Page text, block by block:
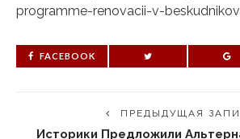
programme-renovacii-v-
FACEBOOK
ПРЕДЫДУЩАЯ
Историки Предложили